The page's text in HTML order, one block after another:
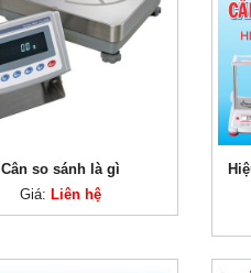
Cân so sánh là gì
Giá: Liên hệ